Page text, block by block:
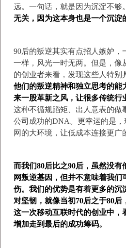
远。一句话，就是因为沉淀不够。
无关，因为这本身也是一个沉淀
90后的叛逆其实有点招人嫉妒，
一样，风光一时无两。但是，像
的创业者来看，发现这些人特别
他们的叛逆精神和独立思考的能
来一股革新之风，让很多传统行
这种不循规蹈矩、出人意表的做
公司成功的DNA。更幸运的是
网的大环境，让低成本连接更广
而我们80后比之90后，虽然没有
网叛逆基因，但并不意味着我们
伤。我们的优势是有着更多的沉
对坚韧，就像当初70后之于80
这一次移动互联时代的创业中，
增加走到最后的成功筹码。